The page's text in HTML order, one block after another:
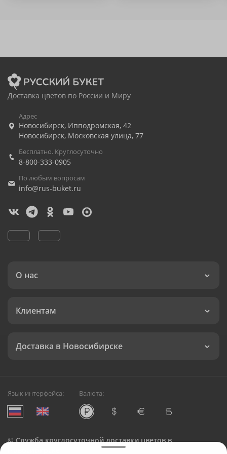
Доставка цветов по России и Миру
Адрес
Новосибирск, Ипподромская, 42
Новосибирск, Московская улица, 77
Бесплатно. Круглосуточно
8-800-333-0905
По любым вопросам
info@rus-buket.ru
О нас
Клиентам
Доставка в Новосибирске
Язык интерфейса: Валюта:
©Служба круглосуточной доставки цветов в